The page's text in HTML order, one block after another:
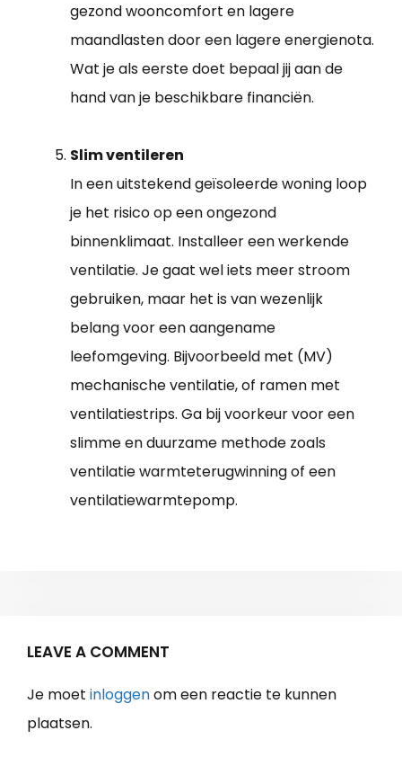
gezond wooncomfort en lagere
maandlasten door een lagere energienota.
Wat je als eerste doet bepaal jij aan de
hand van je beschikbare financiën.
Slim ventileren
In een uitstekend geïsoleerde woning loop
je het risico op een ongezond
binnenklimaat. Installeer een werkende
ventilatie. Je gaat wel iets meer stroom
gebruiken, maar het is van wezenlijk
belang voor een aangename
leefomgeving. Bijvoorbeeld met (MV)
mechanische ventilatie, of ramen met
ventilatiestrips. Ga bij voorkeur voor een
slimme en duurzame methode zoals
ventilatie warmteterugwinning of een
ventilatiewarmtepomp.
LEAVE A COMMENT
Je moet inloggenom een reactie te kunnen
plaatsen.